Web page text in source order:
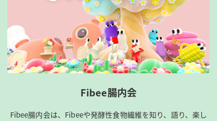
Fibee腸内会
Fibee腸内会は、​Fibeeや発酵性食物繊維を知り、語り、楽し